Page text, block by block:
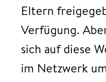
Eltern
Verfügung.
sich auf diese
im Netzwerk